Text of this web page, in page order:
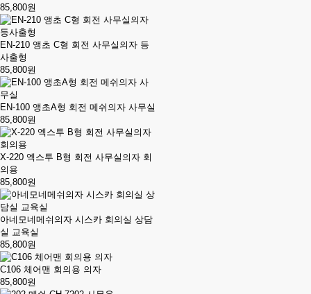
85,800원
EN-210 앵초 C형 회전 사무실의자 등
사출형
85,800원
EN-100 앵초A형 회전 메쉬의자 사무실
85,800원
X-220 엑스투 B형 회전 사무실의자 회
의용
85,800원
아네모네메쉬의자 시스카 회의실 상담
실 교육실
85,800원
C106 체어맨 회의용 의자
85,800원